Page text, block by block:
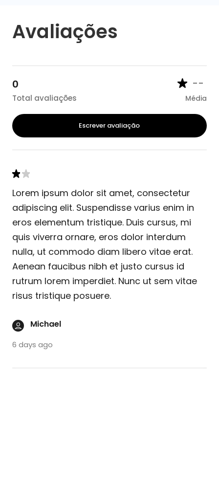
Avaliações
0
Total avaliações
--
Média
Escrever avaliação
Lorem ipsum dolor sit amet, consectetur
adipiscing elit. Suspendisse varius enim in
eros elementum tristique. Duis cursus, mi
quis viverra ornare, eros dolor interdum
nulla, ut commodo diam libero vitae erat.
Aenean faucibus nibh et justo cursus id
rutrum lorem imperdiet. Nunc ut sem vitae
risus tristique posuere.
Michael
6 days ago